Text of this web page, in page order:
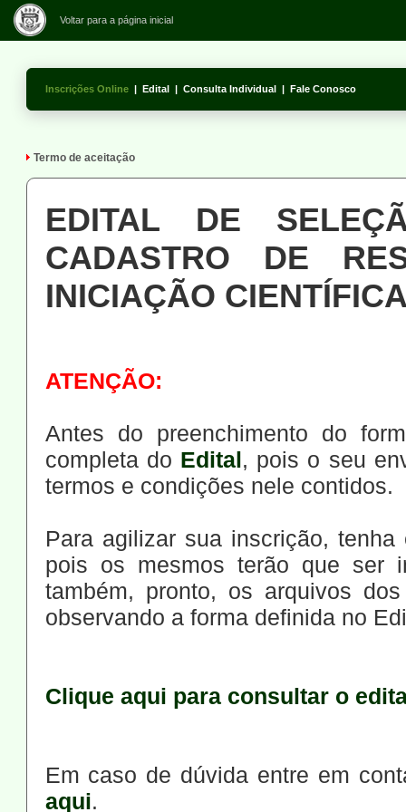
Voltar para a página inicial
Inscrições Online| Edital| Consulta Individual| Fale Conosco
Termo de aceitação
EDITAL DE
CADASTRO DE
INICIAÇÃO
ATENÇÃO:
Antes do preenchimento do
completa do Edital, pois o seu
termos e condições nele contidos.
Para agilizar sua inscrição,
pois os mesmos terão que ser
também, pronto, os arquivos
observando a forma definida no
Clique aqui para consultar o
Em caso de dúvida entre em
aqui.